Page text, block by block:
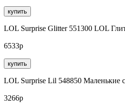
купить
LOL Surprise Glitter 551300 LOL
6533р
купить
LOL Surprise Lil 548850
3266р